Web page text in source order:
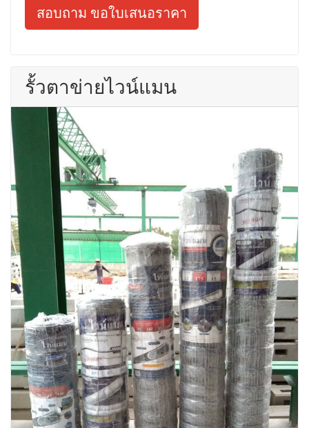
สอบถาม ขอใบเสนอราคา
รั้วตาข่ายไวน์แมน